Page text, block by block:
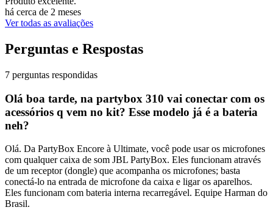
há cerca de 2 meses
Ver todas as avaliações
Perguntas e Respostas
7 perguntas respondidas
Olá boa tarde, na partybox 310 vai conectar com os
acessórios q vem no kit? Esse modelo já é a bateria
neh?
Olá. Da PartyBox Encore à Ultimate, você pode usar os microfones
com qualquer caixa de som JBL PartyBox. Eles funcionam através
de um receptor (dongle) que acompanha os microfones; basta
conectá-lo na entrada de microfone da caixa e ligar os aparelhos.
Eles funcionam com bateria interna recarregável. Equipe Harman do
Brasil.